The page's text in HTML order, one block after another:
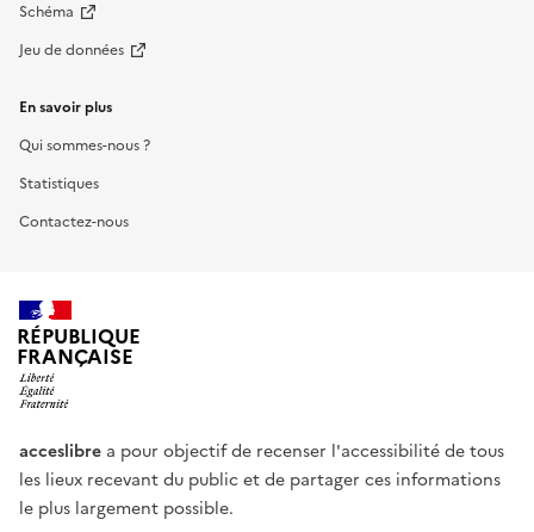
Schéma
Jeu de données
En savoir plus
Qui sommes-nous ?
Statistiques
Contactez-nous
RÉPUBLIQUE
FRANÇAISE
acceslibre a pour objectif de recenser l'accessibilité de tous
les lieux recevant du public et de partager ces informations
le plus largement possible.